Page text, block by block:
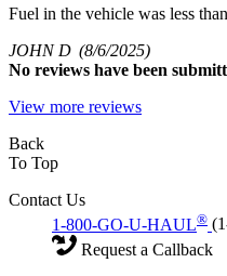
Fuel in the vehicle was less
JOHN D (8/6/2025)
No reviews have been
View more reviews
Back
To Top
Contact Us
1-800-GO-U-HAUL®
Request a Callback